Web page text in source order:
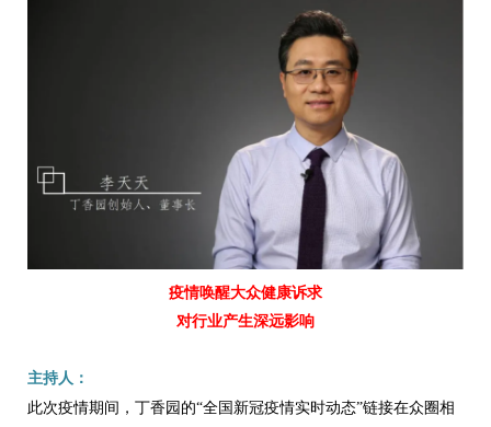
疫情唤醒大众健康诉求
对行业产生深远影响
主持人：
此次疫情期间，丁香园的“全国新冠疫情实时动态”链接在众圈相